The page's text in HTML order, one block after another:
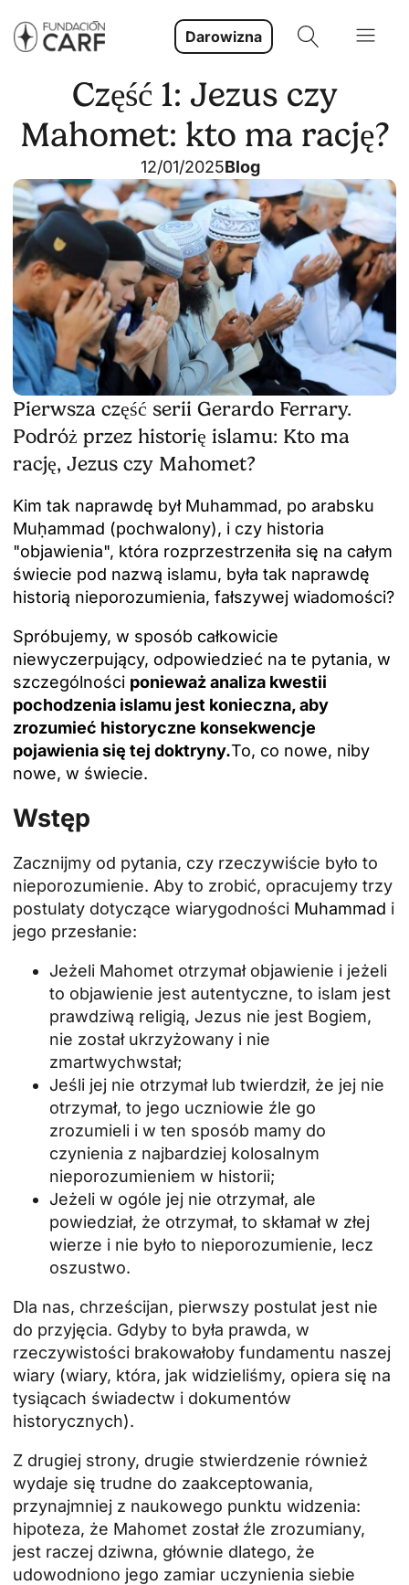
Darowizna
Część 1: Jezus czy
Mahomet: kto ma rację?
12/01/2025Blog
Pierwsza część serii Gerardo Ferrary.
Podróż przez historię islamu: Kto ma
rację, Jezus czy Mahomet?
Kim tak naprawdę był Muhammad, po arabsku
Muḥammad (pochwalony), i czy historia
"objawienia", która rozprzestrzeniła się na całym
świecie pod nazwą islamu, była tak naprawdę
historią nieporozumienia, fałszywej wiadomości?
Spróbujemy, w sposób całkowicie
niewyczerpujący, odpowiedzieć na te pytania, w
szczególności ponieważ analiza kwestii
pochodzenia islamu jest konieczna, aby
zrozumieć historyczne konsekwencje
pojawienia się tej doktryny.To, co nowe, niby
nowe, w świecie.
Wstęp
Zacznijmy od pytania, czy rzeczywiście było to
nieporozumienie. Aby to zrobić, opracujemy trzy
postulaty dotyczące wiarygodności Muhammad i
jego przesłanie:
Jeżeli Mahomet otrzymał objawienie i jeżeli
to objawienie jest autentyczne, to islam jest
prawdziwą religią, Jezus nie jest Bogiem,
nie został ukrzyżowany i nie
zmartwychwstał;
Jeśli jej nie otrzymał lub twierdził, że jej nie
otrzymał, to jego uczniowie źle go
zrozumieli i w ten sposób mamy do
czynienia z najbardziej kolosalnym
nieporozumieniem w historii;
Jeżeli w ogóle jej nie otrzymał, ale
powiedział, że otrzymał, to skłamał w złej
wierze i nie było to nieporozumienie, lecz
oszustwo.
Dla nas, chrześcijan, pierwszy postulat jest nie
do przyjęcia. Gdyby to była prawda, w
rzeczywistości brakowałoby fundamentu naszej
wiary (wiary, która, jak widzieliśmy, opiera się na
tysiącach świadectw i dokumentów
historycznych).
Z drugiej strony, drugie stwierdzenie również
wydaje się trudne do zaakceptowania,
przynajmniej z naukowego punktu widzenia:
hipoteza, że Mahomet został źle zrozumiany,
jest raczej dziwna, głównie dlatego, że
udowodniono jego zamiar uczynienia siebie